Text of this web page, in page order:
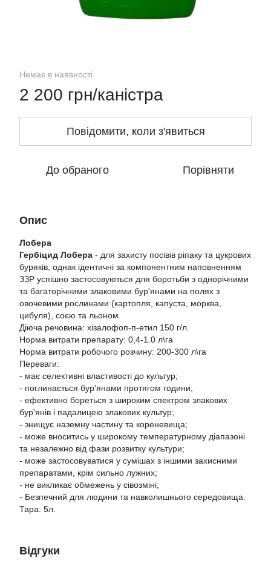
Немає в наявності
2 200 грн/каністра
Повідомити, коли з'явиться
До обраного Порівняти
Опис
Лобера
Гербіцид Лобера - для захисту посівів ріпаку та цукрових
буряків, однак ідентичні за компонентним наповненням
ЗЗР успішно застосовуються для боротьби з однорічними
та багаторічними злаковими бур'янами на полях з
овочевими рослинами (картопля, капуста, морква,
цибуля), соєю та льоном.
Діюча речовина: хізалофоп-п-етил 150 г/л.
Норма витрати препарату: 0,4-1.0 л\га
Норма витрати робочого розчину: 200-300 л\га
Переваги:
- має селективні властивості до культур;
- поглинається бур'янами протягом години;
- ефективно бореться з широким спектром злакових
бур'янів і падалицею злакових культур;
- знищує наземну частину та кореневища;
- може вноситись у широкому температурному діапазоні
та незалежно від фази розвитку культури;
- може застосовуватися у сумішах з іншими захисними
препаратами, крім сильно лужних;
- не викликає обмежень у сівозміні;
- Безпечний для людини та навколишнього середовища.
Тара: 5л.
Відгуки